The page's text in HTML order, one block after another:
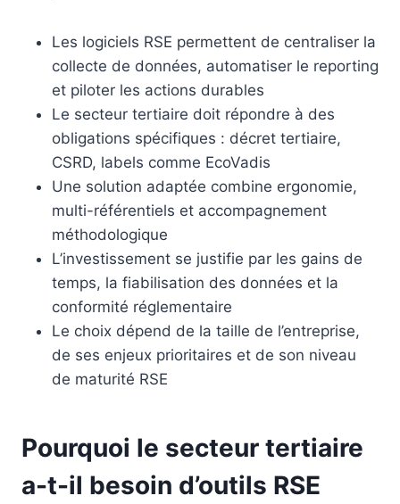
Les logiciels RSE permettent de centraliser la
collecte de données, automatiser le reporting
et piloter les actions durables
Le secteur tertiaire doit répondre à des
obligations spécifiques : décret tertiaire,
CSRD, labels comme EcoVadis
Une solution adaptée combine ergonomie,
multi-référentiels et accompagnement
méthodologique
L’investissement se justifie par les gains de
temps, la fiabilisation des données et la
conformité réglementaire
Le choix dépend de la taille de l’entreprise,
de ses enjeux prioritaires et de son niveau
de maturité RSE
Pourquoi le secteur tertiaire
a-t-il besoin d’outils RSE